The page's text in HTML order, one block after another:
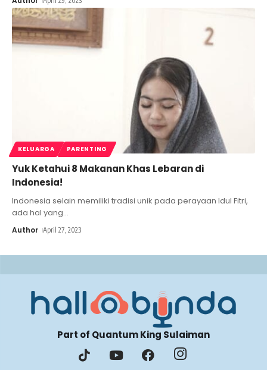
KELUARGA PARENTING
Yuk Ketahui 8 Makanan Khas Lebaran di
Indonesia!
Indonesia selain memiliki tradisi unik pada perayaan Idul Fitri,
ada hal yang…
Author April 27, 2023
Part of Quantum King Sulaiman